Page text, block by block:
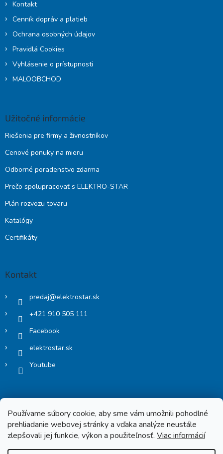
Používame súbory cookie, aby sme vám umožnili pohodlné
prehliadanie webovej stránky a vďaka analýze neustále
zlepšovali jej funkcie, výkon a použiteľnosť. Viac informácií
Kontakt
Cenník dopráv a platieb
Ochrana osobných údajov
Pravidlá Cookies
Vyhlásenie o prístupnosti
MALOOBCHOD
Užitočné informácie
Riešenia pre firmy a živnostníkov
Cenové ponuky na mieru
Odborné poradenstvo zdarma
Prečo spolupracovať s ELEKTRO-STAR
Plán rozvozu tovaru
Katalógy
Certifikáty
Kontakt
predaj@elektrostar.sk
+421 910 505 111
Facebook
elektrostar.sk
Youtube
Copyright 2026Elektrostar.shop. Všetky práva vyhradené.